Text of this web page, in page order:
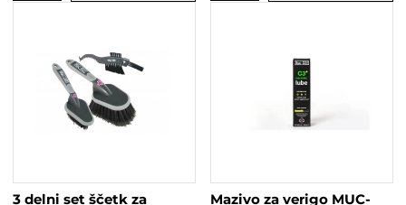
strani
izdelka
3 delni set ščetk za Mazivo za verigo MUC-